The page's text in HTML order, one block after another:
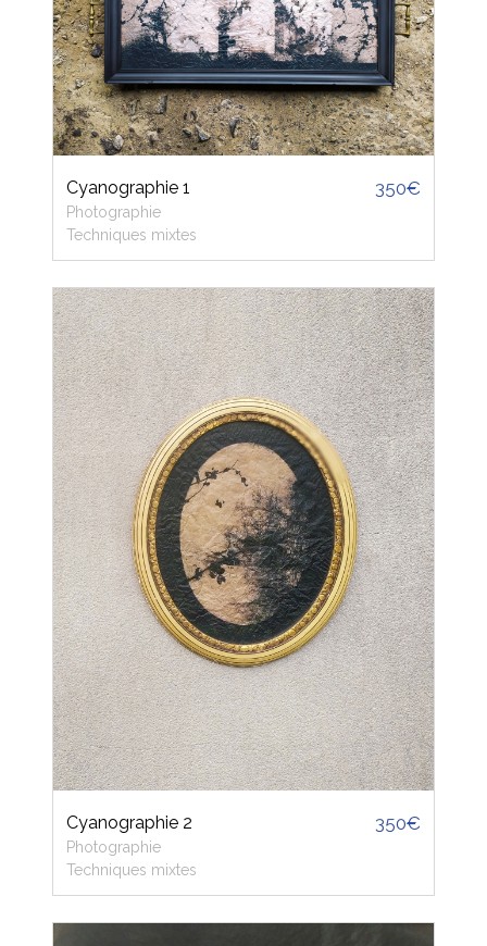
Cyanographie 1
Photographie
Techniques mixtes
350€
Cyanographie 2
Photographie
Techniques mixtes
350€